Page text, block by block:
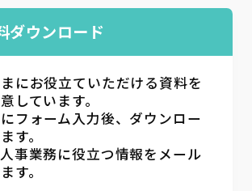
書・資料作成(12)
ー（PC・DX)(14)
(5)
アンス・リスク管理(3)
ルス・ハラスメント防止
リベラルアーツ・教養(11)
条件を追加する
ダウンロード
にお役立ていただける資料を
しています。
フォーム入力後、ダウンロー
す。
事業務に役立つ情報をメール
す。